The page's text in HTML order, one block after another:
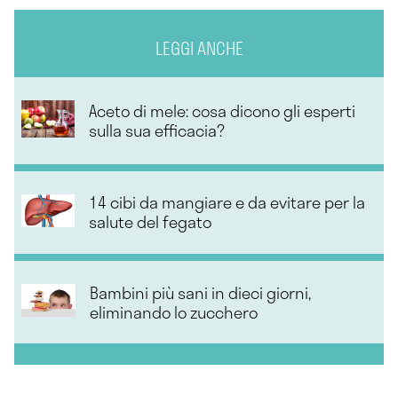
LEGGI ANCHE
Aceto di mele: cosa dicono gli esperti
sulla sua efficacia?
14 cibi da mangiare e da evitare per la
salute del fegato
Bambini più sani in dieci giorni,
eliminando lo zucchero